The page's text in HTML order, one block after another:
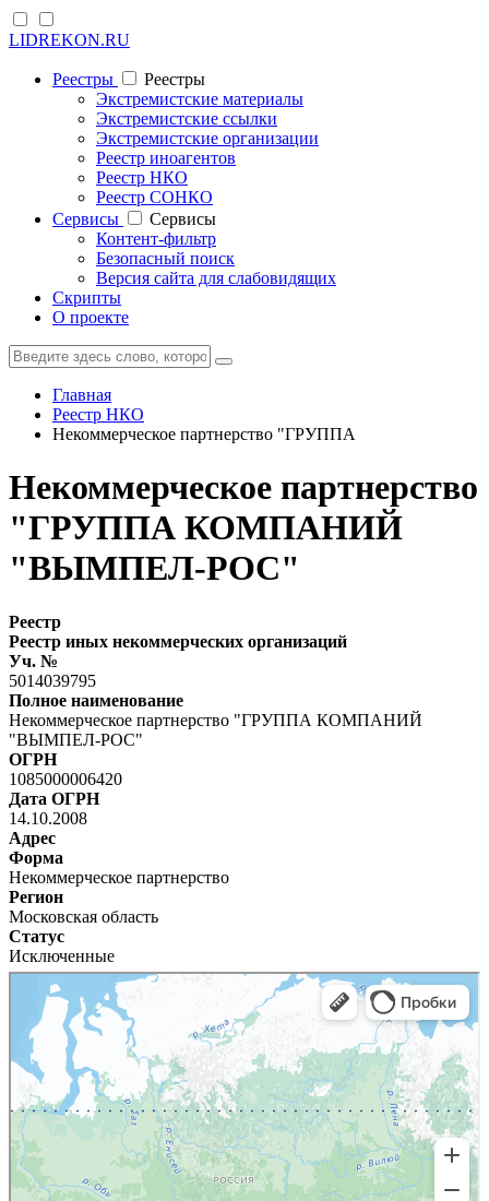
LIDREKON.RU
Реестры
Реестры
Экстремистские материалы
Экстремистские ссылки
Экстремистские организации
Реестр иноагентов
Реестр НКО
Реестр СОНКО
Cервисы
Cервисы
Контент-фильтр
Безопасный поиск
Версия сайта для слабовидящих
Скрипты
О проекте
Главная
Реестр НКО
Некоммерческое партнерство "ГРУППА
Некоммерческое партнерство
"ГРУППА КОМПАНИЙ
"ВЫМПЕЛ-РОС"
Реестр
Реестр иных некоммерческих организаций
Уч. №
5014039795
Полное наименование
Некоммерческое партнерство "ГРУППА КОМПАНИЙ
"ВЫМПЕЛ-РОС"
ОГРН
1085000006420
Дата ОГРН
14.10.2008
Адрес
Форма
Некоммерческое партнерство
Регион
Московская область
Статус
Исключенные